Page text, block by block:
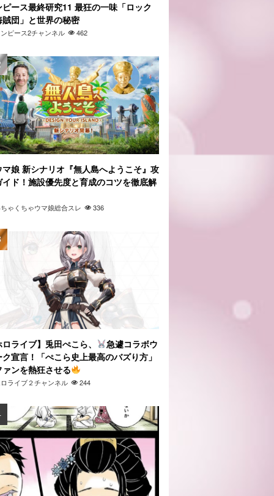
ピース最終研究11 最狂の一味「ロック
賊団」と世界の秘密
ピース2チャンネル 462
マ娘 新シナリオ『無人島へようこそ』攻
イド！施設優先度と育成のコツを徹底解
ゃくちゃウマ娘総合スレ 336
ライブ】兎田ぺこら、
急遽コラボウ
宣言！「ぺこら史上最高のバズり方」
ァンを熱狂させる
ライブ２チャンネル 244